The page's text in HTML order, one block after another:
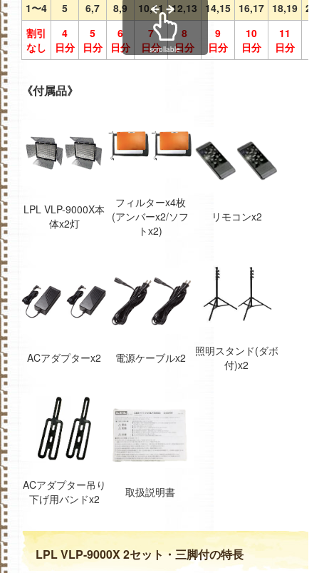
1〜4
5 6,7 8,9 10,11 12,13 14,15 16,17 18,19
割引
なし
4
日分
5
日分
6
日分
7
日分
8
日分
9
日分
10
日分
11
日分
scrollable
《付属品》
LPL VLP-9000X本
体x2灯
フィルターx4枚
(アンバーx2/ソフ
トx2)
リモコンx2
ACアダプターx2 電源ケーブルx2
照明スタンド(ダボ
付)x2
ACアダプター吊り
下げ用バンドx2
取扱説明書
LPL VLP-9000X 2セット・三脚付の特長